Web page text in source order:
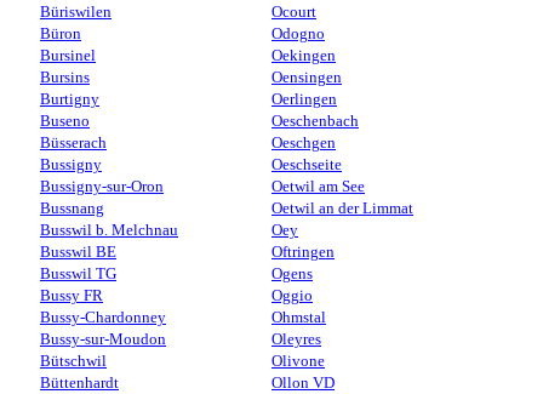
Büriswilen
Büron
Bursinel
Bursins
Burtigny
Buseno
Büsserach
Bussigny
Bussigny-sur-Oron
Bussnang
Busswil b. Melchnau
Busswil BE
Busswil TG
Bussy FR
Bussy-Chardonney
Bussy-sur-Moudon
Bütschwil
Büttenhardt
Ocourt
Odogno
Oekingen
Oensingen
Oerlingen
Oeschenbach
Oeschgen
Oeschseite
Oetwil am See
Oetwil an der Limmat
Oey
Oftringen
Ogens
Oggio
Ohmstal
Oleyres
Olivone
Ollon VD